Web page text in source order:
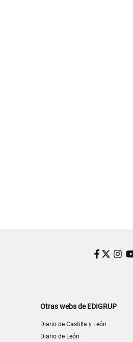
Otras webs de EDIGRUP
Diario de Castilla y León
Diario de León